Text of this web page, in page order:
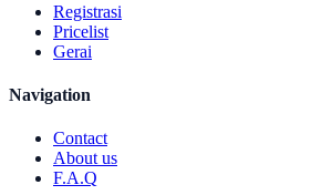
Registrasi
Pricelist
Gerai
Navigation
Contact
About us
F.A.Q